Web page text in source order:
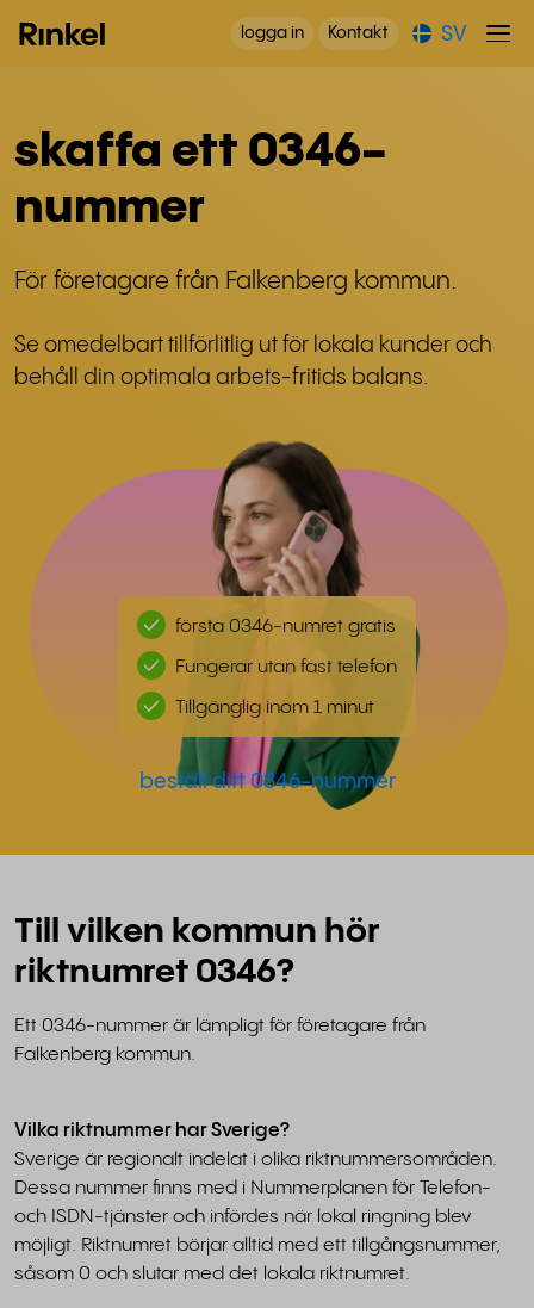
logga in Kontakt SV
skaffa ett 0346-
nummer
För företagare från Falkenberg kommun.
Se omedelbart tillförlitlig ut för lokala kunder och
behåll din optimala arbets-fritids balans.
första 0346-numret gratis
Fungerar utan fast telefon
Tillgänglig inom 1 minut
beställ ditt 0346-nummer
Till vilken kommun hör
riktnumret 0346?
Ett 0346-nummer är lämpligt för företagare från
Falkenberg kommun.
Vilka riktnummer har Sverige?
Sverige är regionalt indelat i olika riktnummersområden.
Dessa nummer finns med i Nummerplanen för Telefon-
och ISDN-tjänster och infördes när lokal ringning blev
möjligt. Riktnumret börjar alltid med ett tillgångsnummer,
såsom 0 och slutar med det lokala riktnumret.